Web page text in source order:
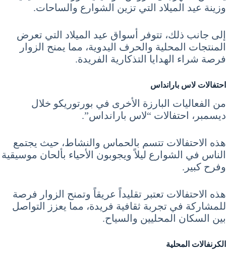
وزينة عيد الميلاد التي تزين الشوارع والساحات.
إلى جانب ذلك، تتوفر أسواق عيد الميلاد التي تعرض
المنتجات المحلية والحرف اليدوية، مما يمنح الزوار
فرصة شراء الهدايا التذكارية الفريدة.
احتفالات لاس بارانداس
من الفعاليات البارزة الأخرى في بورتوريكو خلال
ديسمبر، احتفالات “لاس بارانداس”.
هذه الاحتفالات تتسم بالحماس والنشاط، حيث يجتمع
الناس في الشوارع ليلاً ويجوبون الأحياء بألحان موسيقية
وفرح كبير.
هذه الاحتفالات تعتبر تقليداً عريقاً وتمنح الزوار فرصة
للمشاركة في تجربة ثقافية فريدة، مما يعزز التواصل
بين السكان المحليين والسياح.
الكرنفالات المحلية